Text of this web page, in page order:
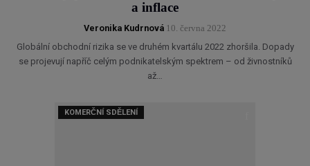
a inflace
Veronika Kudrnová 10. června 2022
Globální obchodní rizika se ve druhém kvartálu 2022 zhoršila. Dopady
se projevují napříč celým podnikatelským spektrem – od živnostníků
až…
KOMERČNÍ SDĚLENÍ